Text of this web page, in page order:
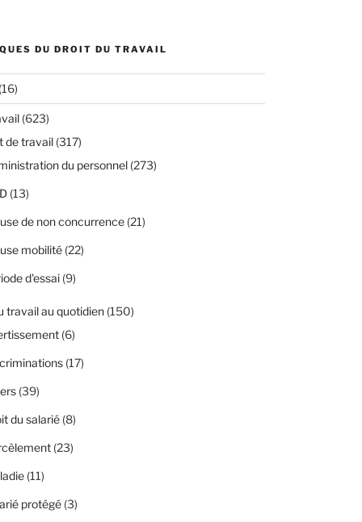
DU DROIT DU TRAVAIL
(623)
de travail(317)
du personnel(273)
(13)
de non concurrence(21)
mobilité(22)
d'essai(9)
travail au quotidien(150)
(6)
(17)
(39)
du salarié(8)
(23)
(11)
protégé(3)